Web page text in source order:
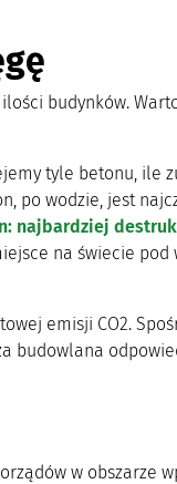
budynków.
tyle betonu, ile
po wodzie, jest
najbardziej
na świecie
emisji CO2.
budowlana
w obszarze